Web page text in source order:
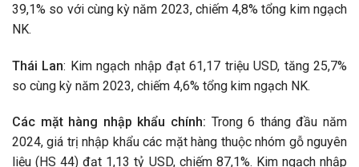
39,1% so với cùng kỳ năm 2023, chiếm 4,8% tổng kim ngạch
NK.
Thái Lan: Kim ngạch nhập đạt 61,17 triệu USD, tăng 25,7%
so cùng kỳ năm 2023, chiếm 4,6% tổng kim ngạch NK.
Các mặt hàng nhập khẩu chính: Trong 6 tháng đầu năm
2024, giá trị nhập khẩu các mặt hàng thuộc nhóm gỗ nguyên
liệu (HS 44) đạt 1,13 tỷ USD, chiếm 87,1%. Kim ngạch nhập